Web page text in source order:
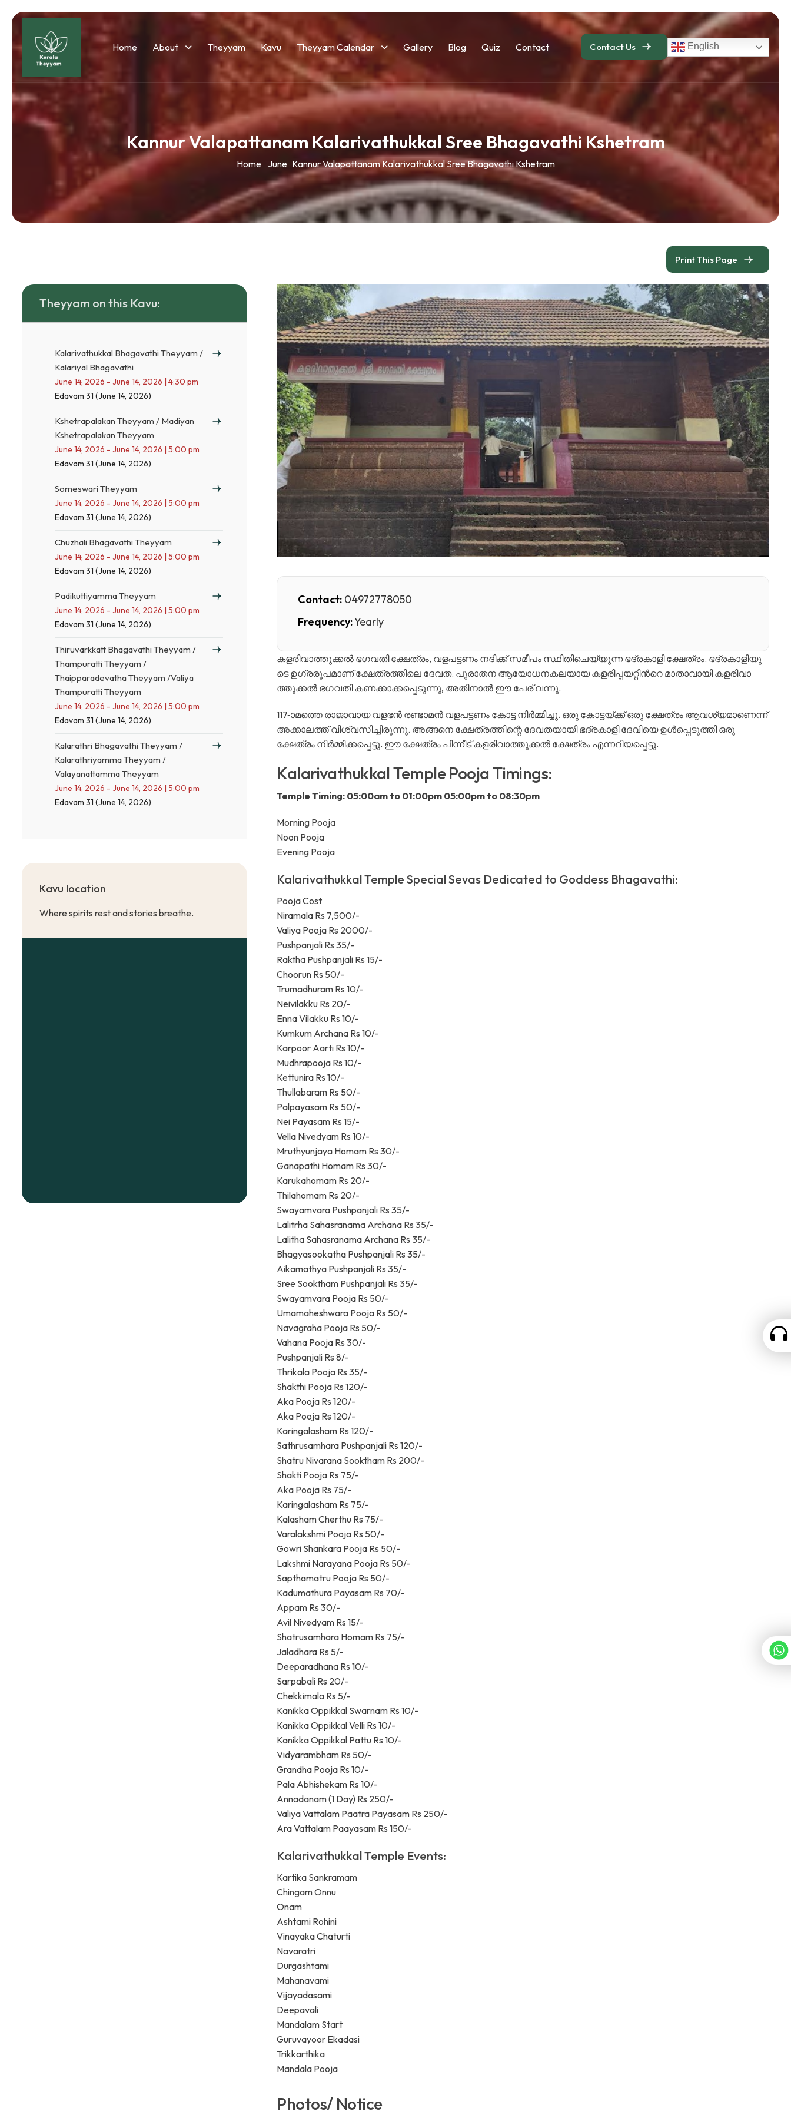
Home About Theyyam Kavu Theyyam Calendar Gallery Blog Quiz Contact Contact Us English
Kannur Valapattanam Kalarivathukkal Sree Bhagavathi Kshetram
Home June Kannur Valapattanam Kalarivathukkal Sree Bhagavathi Kshetram
Print This Page
Theyyam on this Kavu:
Kalarivathukkal Bhagavathi Theyyam /
Kalariyal Bhagavathi
June 14, 2026 - June 14, 2026 | 4:30 pm
Edavam 31 (June 14, 2026)
Kshetrapalakan Theyyam / Madiyan
Kshetrapalakan Theyyam
June 14, 2026 - June 14, 2026 | 5:00 pm
Edavam 31 (June 14, 2026)
Someswari Theyyam
June 14, 2026 - June 14, 2026 | 5:00 pm
Edavam 31 (June 14, 2026)
Chuzhali Bhagavathi Theyyam
June 14, 2026 - June 14, 2026 | 5:00 pm
Edavam 31 (June 14, 2026)
Padikuttiyamma Theyyam
June 14, 2026 - June 14, 2026 | 5:00 pm
Edavam 31 (June 14, 2026)
Thiruvarkkatt Bhagavathi Theyyam /
Thampuratti Theyyam /
Thaipparadevatha Theyyam /Valiya
Thampuratti Theyyam
June 14, 2026 - June 14, 2026 | 5:00 pm
Edavam 31 (June 14, 2026)
Kalarathri Bhagavathi Theyyam /
Kalarathriyamma Theyyam /
Valayanattamma Theyyam
June 14, 2026 - June 14, 2026 | 5:00 pm
Edavam 31 (June 14, 2026)
Kavu location
Where spirits rest and stories breathe.
Contact: 04972778050
Frequency:Yearly
കളരിവാത്തുക്കൽ ഭഗവതി ക്ഷേത്രം, വളപട്ടണം നദിക്ക് സമീപം സ്ഥിതിചെയ്യുന്ന ഭദ്രകാളി ക്ഷേത്രം. ഭദ്രകാളിയു
ടെ ഉഗ്രരൂപമാണ് ക്ഷേത്രത്തിലെ ദേവത. പുരാതന ആയോധനകലയായ കളരിപ്പയറ്റിൻറെ മാതാവായി കളരിവാ
ത്തുക്കൽ ഭഗവതി കണക്കാക്കപ്പെടുന്നു, അതിനാൽ ഈ പേര് വന്നു.
117-ാമത്തെ രാജാവായ വളഭൻ രണ്ടാമൻ വളപട്ടണം കോട്ട നിർമ്മിച്ചു. ഒരു കോട്ടയ്ക്ക് ഒരു ക്ഷേത്രം ആവശ്യമാണെന്ന്
അക്കാലത്ത് വിശ്വസിച്ചിരുന്നു. അങ്ങനെ ക്ഷേത്രത്തിന്റെ ദേവതയായി ഭദ്രകാളി ദേവിയെ ഉൾപ്പെടുത്തി ഒരു
ക്ഷേത്രം നിർമ്മിക്കപ്പെട്ടു. ഈ ക്ഷേത്രം പിന്നീട് കളരിവാത്തുക്കൽ ക്ഷേത്രം എന്നറിയപ്പെട്ടു.
Kalarivathukkal Temple Pooja Timings:
Temple Timing: 05:00am to 01:00pm 05:00pm to 08:30pm
Morning Pooja
Noon Pooja
Evening Pooja
Kalarivathukkal Temple Special Sevas Dedicated to Goddess Bhagavathi:
Pooja Cost
Niramala Rs 7,500/-
Valiya Pooja Rs 2000/-
Pushpanjali Rs 35/-
Raktha Pushpanjali Rs 15/-
Choorun Rs 50/-
Trumadhuram Rs 10/-
Neivilakku Rs 20/-
Enna Vilakku Rs 10/-
Kumkum Archana Rs 10/-
Karpoor Aarti Rs 10/-
Mudhrapooja Rs 10/-
Kettunira Rs 10/-
Thullabaram Rs 50/-
Palpayasam Rs 50/-
Nei Payasam Rs 15/-
Vella Nivedyam Rs 10/-
Mruthyunjaya Homam Rs 30/-
Ganapathi Homam Rs 30/-
Karukahomam Rs 20/-
Thilahomam Rs 20/-
Swayamvara Pushpanjali Rs 35/-
Lalitrha Sahasranama Archana Rs 35/-
Lalitha Sahasranama Archana Rs 35/-
Bhagyasookatha Pushpanjali Rs 35/-
Aikamathya Pushpanjali Rs 35/-
Sree Sooktham Pushpanjali Rs 35/-
Swayamvara Pooja Rs 50/-
Umamaheshwara Pooja Rs 50/-
Navagraha Pooja Rs 50/-
Vahana Pooja Rs 30/-
Pushpanjali Rs 8/-
Thrikala Pooja Rs 35/-
Shakthi Pooja Rs 120/-
Aka Pooja Rs 120/-
Aka Pooja Rs 120/-
Karingalasham Rs 120/-
Sathrusamhara Pushpanjali Rs 120/-
Shatru Nivarana Sooktham Rs 200/-
Shakti Pooja Rs 75/-
Aka Pooja Rs 75/-
Karingalasham Rs 75/-
Kalasham Cherthu Rs 75/-
Varalakshmi Pooja Rs 50/-
Gowri Shankara Pooja Rs 50/-
Lakshmi Narayana Pooja Rs 50/-
Sapthamatru Pooja Rs 50/-
Kadumathura Payasam Rs 70/-
Appam Rs 30/-
Avil Nivedyam Rs 15/-
Shatrusamhara Homam Rs 75/-
Jaladhara Rs 5/-
Deeparadhana Rs 10/-
Sarpabali Rs 20/-
Chekkimala Rs 5/-
Kanikka Oppikkal Swarnam Rs 10/-
Kanikka Oppikkal Velli Rs 10/-
Kanikka Oppikkal Pattu Rs 10/-
Vidyarambham Rs 50/-
Grandha Pooja Rs 10/-
Pala Abhishekam Rs 10/-
Annadanam (1 Day) Rs 250/-
Valiya Vattalam Paatra Payasam Rs 250/-
Ara Vattalam Paayasam Rs 150/-
Kalarivathukkal Temple Events:
Kartika Sankramam
Chingam Onnu
Onam
Ashtami Rohini
Vinayaka Chaturti
Navaratri
Durgashtami
Mahanavami
Vijayadasami
Deepavali
Mandalam Start
Guruvayoor Ekadasi
Trikkarthika
Mandala Pooja
Photos/ Notice